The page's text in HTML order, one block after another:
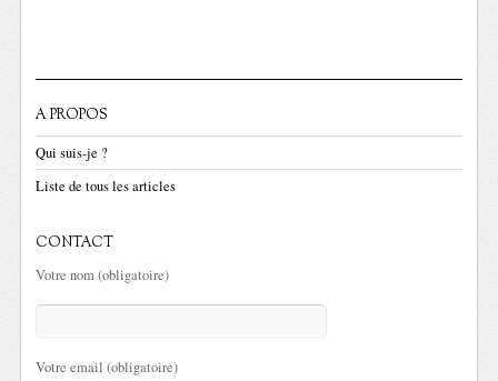
A PROPOS
Qui suis-je ?
Liste de tous les articles
CONTACT
Votre nom (obligatoire)
Votre email (obligatoire)